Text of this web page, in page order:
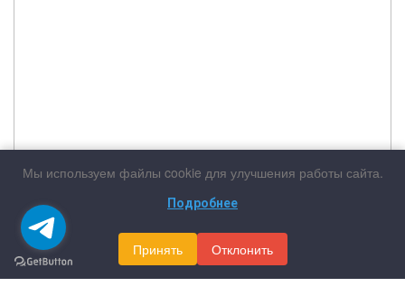
Мы используем файлы cookie для улучшения работы сайта.
Подробнее
Принять Отклонить